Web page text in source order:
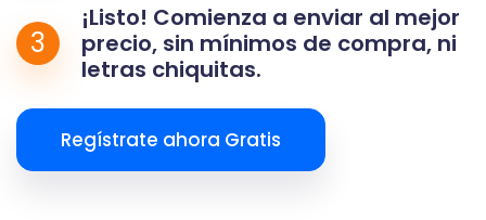
3
¡Listo! Comienza a enviar al mejor
precio, sin mínimos de compra, ni
letras chiquitas.
Regístrate ahora Gratis